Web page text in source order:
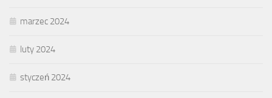
marzec 2024
luty 2024
styczeń 2024